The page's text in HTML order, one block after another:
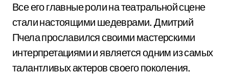
Все его главные роли на театральной сцене
стали настоящими шедеврами. Дмитрий
Пчела прославился своими мастерскими
интерпретациями и является одним из самых
талантливых актеров своего поколения.